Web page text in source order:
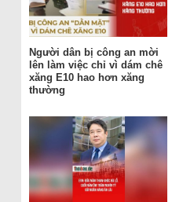
Người dân bị công an mời
lên làm việc chỉ vì dám chê
xăng E10 hao hơn xăng
thường